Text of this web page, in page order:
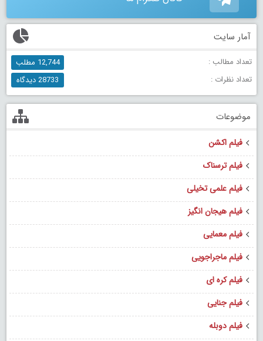
آمار سایت
تعداد مطالب :
12,744 مطلب
تعداد نظرات :
28733 دیدگاه
موضوعات
فیلم اکشن
فیلم ترسناک
فیلم علمی تخیلی
فیلم هیجان انگیز
فیلم معمایی
فیلم ماجراجویی
فیلم کره ای
فیلم جنایی
فیلم دوبله